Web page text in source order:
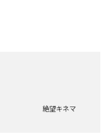
絶望キネマ